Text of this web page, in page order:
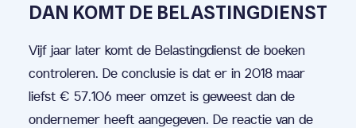
DAN KOMT DE BELASTINGDIENST
Vijf jaar later komt de Belastingdienst de boeken
controleren. De conclusie is dat er in 2018 maar
liefst € 57.106 meer omzet is geweest dan de
ondernemer heeft aangegeven. De reactie van de